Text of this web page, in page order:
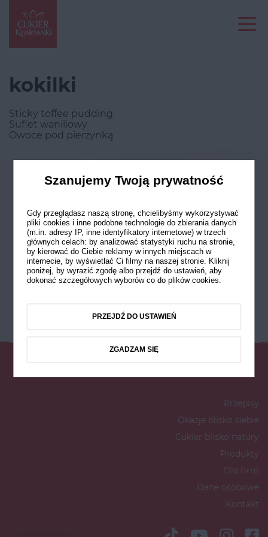
kokilki
Sticky toffee pudding
Suflet waniliowy
Owoce pod pierzynką
Odwiedź nasze profile w social
Przepisy
Okazje blisko siebie
Cukier blisko natury
Produkty
Dla firm
Dane osobowe
Kontakt
Szanujemy Twoją prywatność
Gdy przeglądasz naszą stronę, chcielibyśmy wykorzystywać
pliki cookies i inne podobne technologie do zbierania danych
(m.in. adresy IP, inne identyfikatory internetowe) w trzech
głównych celach: by analizować statystyki ruchu na stronie,
by kierować do Ciebie reklamy w innych miejscach w
internecie, by wyświetlać Ci filmy na naszej stronie. Kliknij
poniżej, by wyrazić zgodę albo przejdź do ustawień, aby
dokonać szczegółowych wyborów co do plików cookies.
PRZEJDŹ DO USTAWIEŃ
ZGADZAM SIĘ